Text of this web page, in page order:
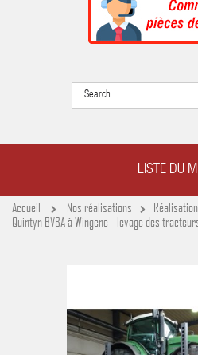
LISTE DU
Accueil Nos réalisations
Quintyn BVBA à Wingene - levage des